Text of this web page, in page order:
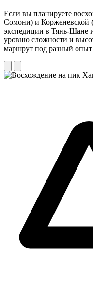
Если вы планируете
Сомони) и Корженевской
экспедиции в Тянь-Шане
уровню сложности и
маршрут под разный опыт